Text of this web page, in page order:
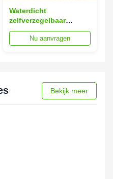
Waterdicht
zelfverzegelbaar
Verpakkingslijst
Enveloppen 15x20 cm
Nu aanvragen
Bekijk meer